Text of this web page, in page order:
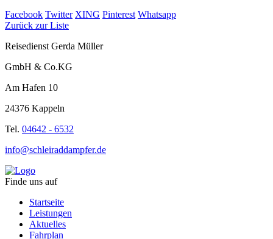
Facebook Twitter XING Pinterest Whatsapp
Zurück zur Liste
Reisedienst Gerda Müller
GmbH & Co.KG
Am Hafen 10
24376 Kappeln
Tel. 04642 - 6532
info@schleiraddampfer.de
Finde uns auf
Startseite
Leistungen
Aktuelles
Fahrplan